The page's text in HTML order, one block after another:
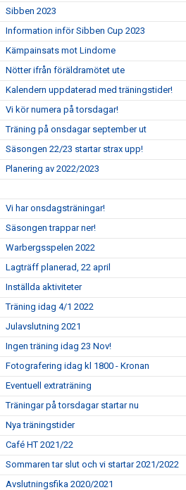
Sibben 2023
Information inför Sibben Cup 2023
Kämpainsats mot Lindome
Nötter ifrån föräldramötet ute
Kalendern uppdaterad med träningstider!
Vi kör numera på torsdagar!
Träning på onsdagar september ut
Säsongen 22/23 startar strax upp!
Planering av 2022/2023
Vi har onsdagsträningar!
Säsongen trappar ner!
Warbergsspelen 2022
Lagträff planerad, 22 april
Inställda aktiviteter
Träning idag 4/1 2022
Julavslutning 2021
Ingen träning idag 23 Nov!
Fotografering idag kl 1800 - Kronan
Eventuell extraträning
Träningar på torsdagar startar nu
Nya träningstider
Café HT 2021/22
Sommaren tar slut och vi startar 2021/2022
Avslutningsfika 2020/2021